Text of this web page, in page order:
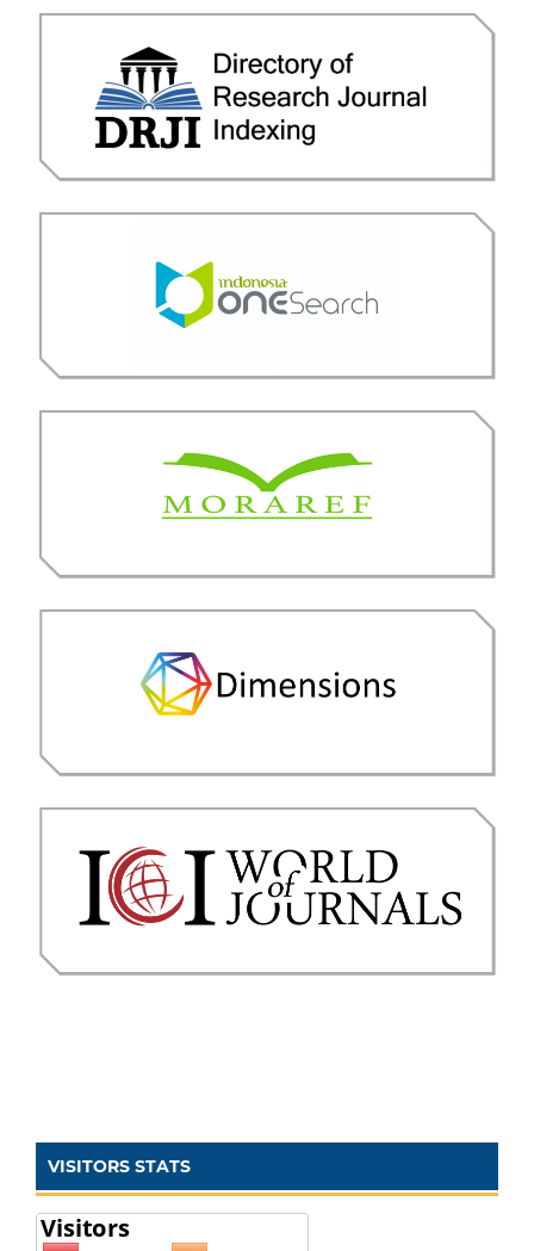
VISITORS STATS